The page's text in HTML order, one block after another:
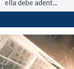
ella debe adent...